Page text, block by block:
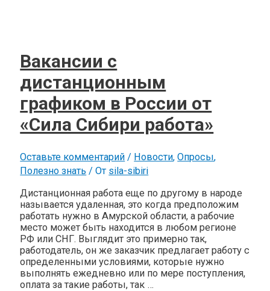
Вакансии с
дистанционным
графиком в России от
«Сила Сибири работа»
Оставьте комментарий / Новости,Опросы,
Полезно знать / От sila-sibiri
Дистанционная работа еще по другому в народе
называется удаленная, это когда предположим
работать нужно в Амурской области, а рабочие
место может быть находится в любом регионе
РФ или СНГ. Выглядит это примерно так,
работодатель, он же заказчик предлагает работу с
определенными условиями, которые нужно
выполнять ежедневно или по мере поступления,
оплата за такие работы, так …